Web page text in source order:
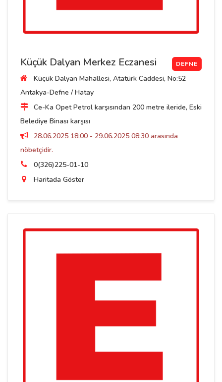
Küçük Dalyan Merkez Eczanesi DEFNE
Küçük Dalyan Mahallesi, Atatürk Caddesi, No:52
Antakya-Defne / Hatay
Ce-Ka Opet Petrol karşısından 200 metre ileride, Eski
Belediye Binası karşısı
28.06.2025 18:00 - 29.06.2025 08:30 arasında
nöbetçidir.
0(326)225-01-10
Haritada Göster